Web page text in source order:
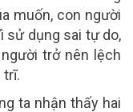
muốn, con người
sử dụng sai tự do,
trở nên lệch
trĩ.
ta nhận thấy hai